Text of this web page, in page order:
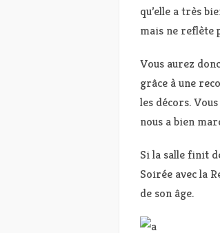
qu’elle a très
mais ne reflète
Vous aurez
grâce à une
les décors.
nous a bien
Si la salle finit
Soirée avec la
de son âge.